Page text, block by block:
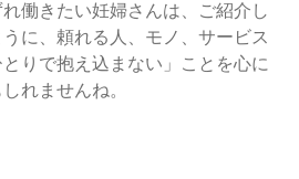
働きたい妊婦さんは、ご紹介し
に、頼れる人、モノ、サービス
りで抱え込まない」ことを心に
れませんね。